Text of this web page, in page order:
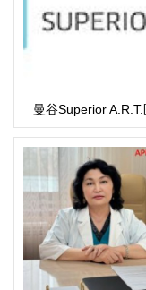
曼谷Superior A.R.T.